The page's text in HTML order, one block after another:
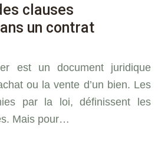
clauses
un contrat
est un document juridique
ou la vente d’un bien. Les
par la loi, définissent les
Mais pour…